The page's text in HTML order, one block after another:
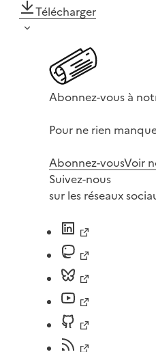
Télécharger
Abonnez-vous à
Pour ne rien
Abonnez-vousVoir
Suivez-nous
sur les réseaux